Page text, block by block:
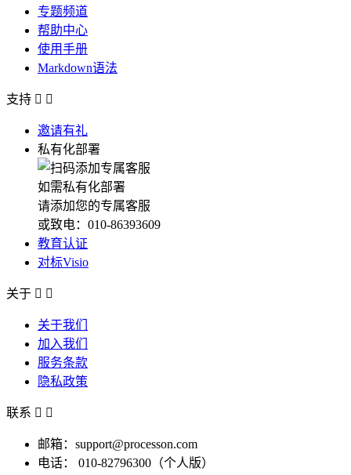
专题频道
帮助中心
使用手册
Markdown语法
支持  
邀请有礼
私有化部署
如需私有化部署
请添加您的专属客服
或致电：010-86393609
教育认证
对标Visio
关于  
关于我们
加入我们
服务条款
隐私政策
联系  
邮箱：support@processon.com
电话：
010-82796300（个人版）